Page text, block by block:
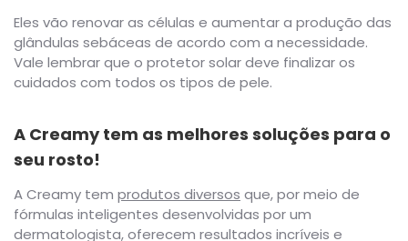
Eles vão renovar as células e aumentar a produção das
glândulas sebáceas de acordo com a necessidade.
Vale lembrar que o protetor solar deve finalizar os
cuidados com todos os tipos de pele.
A Creamy tem as melhores soluções para o
seu rosto!
A Creamy tem produtos diversos que, por meio de
fórmulas inteligentes desenvolvidas por um
dermatologista, oferecem resultados incríveis e